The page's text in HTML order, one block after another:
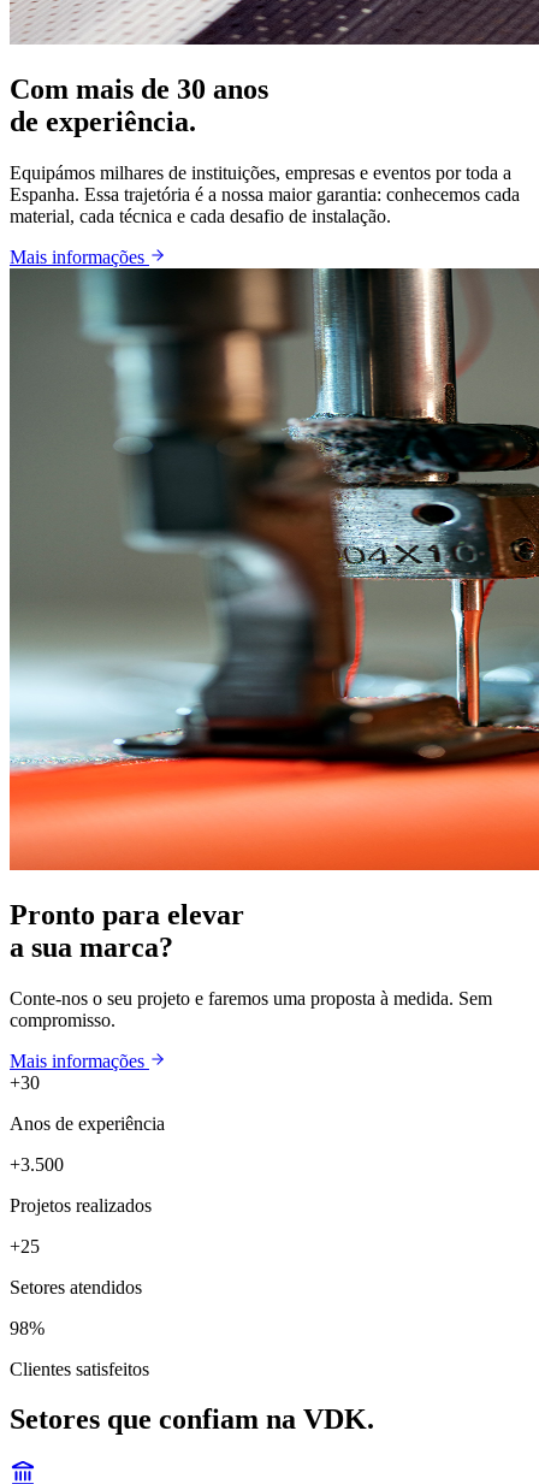
Com mais de 30 anos
de experiência.
Equipámos milhares de instituições, empresas e eventos por toda a
Espanha. Essa trajetória é a nossa maior garantia: conhecemos cada
material, cada técnica e cada desafio de instalação.
Mais informações
Pronto para elevar
a sua marca?
Conte-nos o seu projeto e faremos uma proposta à medida. Sem
compromisso.
Mais informações
+30
Anos de experiência
+3.500
Projetos realizados
+25
Setores atendidos
98%
Clientes satisfeitos
Setores que confiam na VDK.